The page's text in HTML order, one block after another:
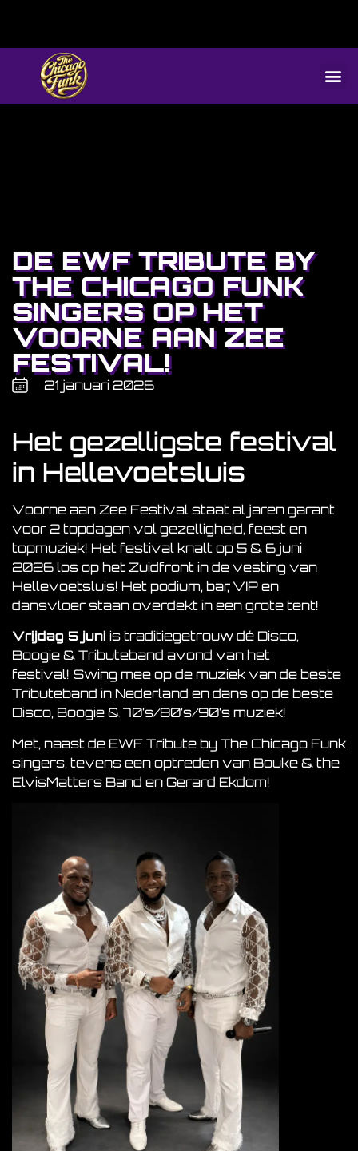
DE EWF TRIBUTE BY
THE CHICAGO FUNK
SINGERS OP HET
VOORNE AAN ZEE
FESTIVAL!
21 januari 2026
Het gezelligste festival
in Hellevoetsluis
Voorne aan Zee Festival staat al jaren garant
voor 2 topdagen vol gezelligheid, feest en
topmuziek! Het festival knalt op 5 & 6 juni
2026 los op het Zuidfront in de vesting van
Hellevoetsluis! Het podium, bar, VIP en
dansvloer staan overdekt in een grote tent!
Vrijdag 5 juni is traditiegetrouw dé Disco,
Boogie & Tributeband avond van het
festival! Swing mee op de muziek van de beste
Tributeband in Nederland en dans op de beste
Disco, Boogie & 70’s/80’s/90’s muziek!
Met, naast de EWF Tribute by The Chicago Funk
singers, tevens een optreden van Bouke & the
ElvisMatters Band en Gerard Ekdom!